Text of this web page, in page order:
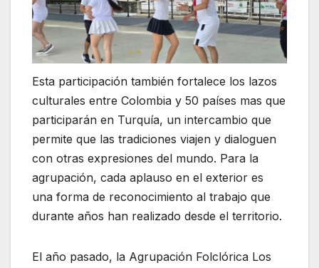
Esta participación también fortalece los lazos
culturales entre Colombia y 50 países mas que
participarán en Turquía, un intercambio que
permite que las tradiciones viajen y dialoguen
con otras expresiones del mundo. Para la
agrupación, cada aplauso en el exterior es
una forma de reconocimiento al trabajo que
durante años han realizado desde el territorio.
El año pasado, la Agrupación Folclórica Los